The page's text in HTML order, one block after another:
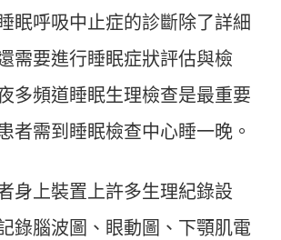
眠呼吸中止症的診斷除了詳細
需要進行睡眠症狀評估與檢
多頻道睡眠生理檢查是最重要
者需到睡眠檢查中心睡一晚。
身上裝置上許多生理紀錄設
錄腦波圖、眼動圖、下顎肌電